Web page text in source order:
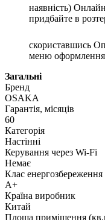
наявність)
придбайте в
скориставшись
меню оформлення
Загальні
Бренд
OSAKA
Гарантія, місяців
60
Категорія
Настінні
Керування через Wi-Fi
Немає
Клас енергозбереження
A+
Країна виробник
Китай
Площа приміщення